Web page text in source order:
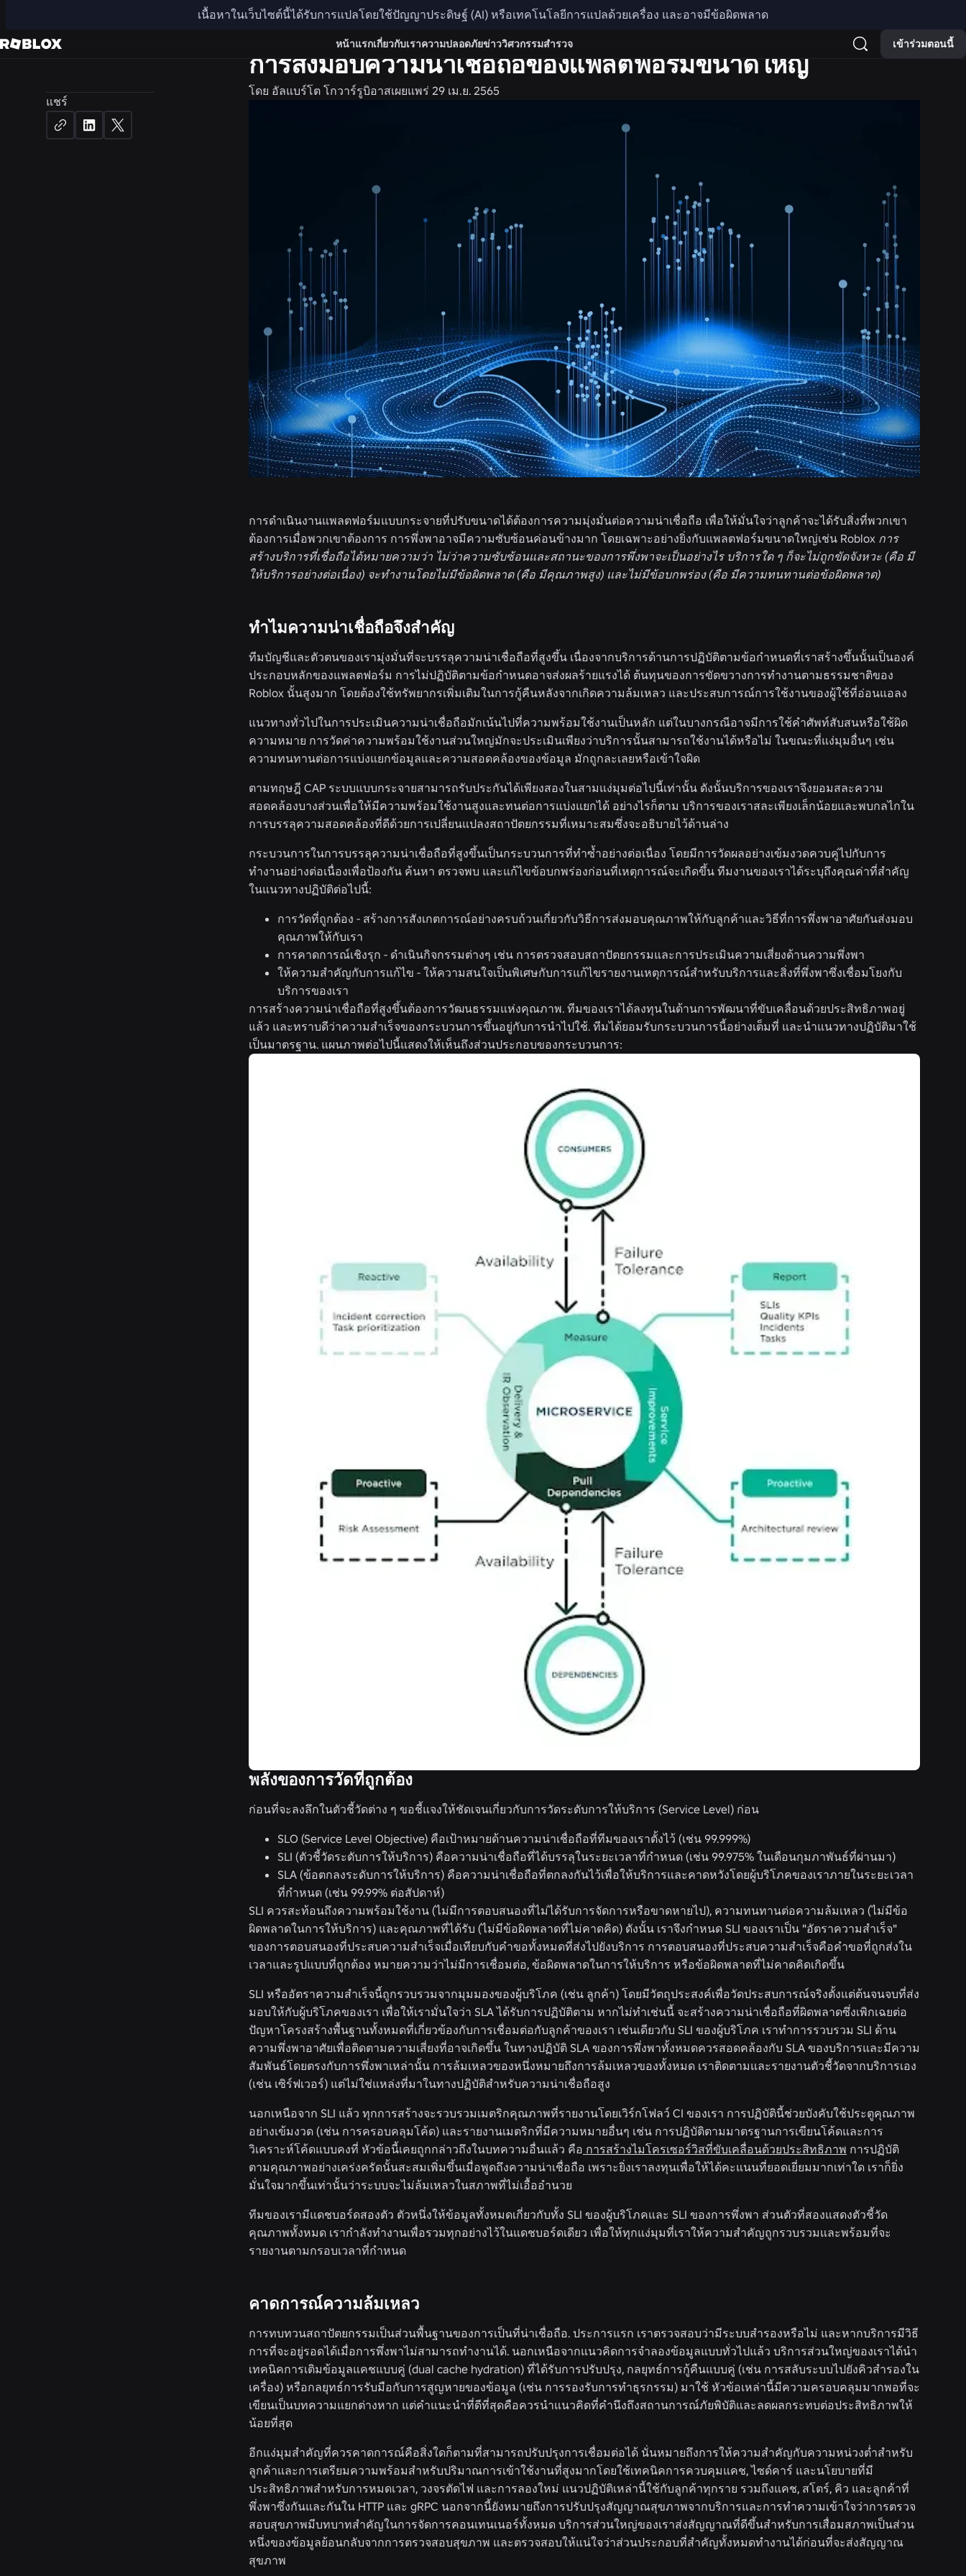
เนื้อหาในเว็บไซต์นี้ได้รับการแปลโดยใช้ปัญญาประดิษฐ์ (AI) หรือเทคโนโลยีการแปลด้วยเครื่อง และอาจมีข้อผิดพลาด
หน้าแรกเกี่ยวกับเราความปลอดภัยข่าววิศวกรรมสำรวจ เข้าร่วมตอนนี้
แชร์
วิศวกรรม อาชีพ
การส่งมอบความน่าเชื่อถือของแพลตฟอร์มขนาดใหญ่
โดย อัลแบร์โต โกวาร์รูบิอาสเผยแพร่ 29 เม.ย. 2565
การดำเนินงานแพลตฟอร์มแบบกระจายที่ปรับขนาดได้ต้องการความมุ่งมั่นต่อความน่าเชื่อถือ เพื่อให้มั่นใจว่าลูกค้าจะได้รับสิ่งที่พวกเขา
ต้องการเมื่อพวกเขาต้องการ การพึ่งพาอาจมีความซับซ้อนค่อนข้างมาก โดยเฉพาะอย่างยิ่งกับแพลตฟอร์มขนาดใหญ่เช่น Roblox การ
สร้างบริการที่เชื่อถือได้หมายความว่า ไม่ว่าความซับซ้อนและสถานะของการพึ่งพาจะเป็นอย่างไร บริการใด ๆ ก็จะไม่ถูกขัดจังหวะ (คือ มี
ให้บริการอย่างต่อเนื่อง) จะทำงานโดยไม่มีข้อผิดพลาด (คือ มีคุณภาพสูง) และไม่มีข้อบกพร่อง (คือ มีความทนทานต่อข้อผิดพลาด)
ทำไมความน่าเชื่อถือจึงสำคัญ
ทีมบัญชีและตัวตนของเรามุ่งมั่นที่จะบรรลุความน่าเชื่อถือที่สูงขึ้น เนื่องจากบริการด้านการปฏิบัติตามข้อกำหนดที่เราสร้างขึ้นนั้นเป็นองค์
ประกอบหลักของแพลตฟอร์ม การไม่ปฏิบัติตามข้อกำหนดอาจส่งผลร้ายแรงได้ ต้นทุนของการขัดขวางการทำงานตามธรรมชาติของ
Roblox นั้นสูงมาก โดยต้องใช้ทรัพยากรเพิ่มเติมในการกู้คืนหลังจากเกิดความล้มเหลว และประสบการณ์การใช้งานของผู้ใช้ที่อ่อนแอลง
แนวทางทั่วไปในการประเมินความน่าเชื่อถือมักเน้นไปที่ความพร้อมใช้งานเป็นหลัก แต่ในบางกรณีอาจมีการใช้คำศัพท์สับสนหรือใช้ผิด
ความหมาย การวัดค่าความพร้อมใช้งานส่วนใหญ่มักจะประเมินเพียงว่าบริการนั้นสามารถใช้งานได้หรือไม่ ในขณะที่แง่มุมอื่นๆ เช่น
ความทนทานต่อการแบ่งแยกข้อมูลและความสอดคล้องของข้อมูล มักถูกละเลยหรือเข้าใจผิด
ตามทฤษฎี CAP ระบบแบบกระจายสามารถรับประกันได้เพียงสองในสามแง่มุมต่อไปนี้เท่านั้น ดังนั้นบริการของเราจึงยอมสละความ
สอดคล้องบางส่วนเพื่อให้มีความพร้อมใช้งานสูงและทนต่อการแบ่งแยกได้ อย่างไรก็ตาม บริการของเราสละเพียงเล็กน้อยและพบกลไกใน
การบรรลุความสอดคล้องที่ดีด้วยการเปลี่ยนแปลงสถาปัตยกรรมที่เหมาะสมซึ่งจะอธิบายไว้ด้านล่าง
กระบวนการในการบรรลุความน่าเชื่อถือที่สูงขึ้นเป็นกระบวนการที่ทำซ้ำอย่างต่อเนื่อง โดยมีการวัดผลอย่างเข้มงวดควบคู่ไปกับการ
ทำงานอย่างต่อเนื่องเพื่อป้องกัน ค้นหา ตรวจพบ และแก้ไขข้อบกพร่องก่อนที่เหตุการณ์จะเกิดขึ้น ทีมงานของเราได้ระบุถึงคุณค่าที่สำคัญ
ในแนวทางปฏิบัติต่อไปนี้:
การวัดที่ถูกต้อง - สร้างการสังเกตการณ์อย่างครบถ้วนเกี่ยวกับวิธีการส่งมอบคุณภาพให้กับลูกค้าและวิธีที่การพึ่งพาอาศัยกันส่งมอบ
คุณภาพให้กับเรา
การคาดการณ์เชิงรุก - ดำเนินกิจกรรมต่างๆ เช่น การตรวจสอบสถาปัตยกรรมและการประเมินความเสี่ยงด้านความพึ่งพา
ให้ความสำคัญกับการแก้ไข - ให้ความสนใจเป็นพิเศษกับการแก้ไขรายงานเหตุการณ์สำหรับบริการและสิ่งที่พึ่งพาซึ่งเชื่อมโยงกับ
บริการของเรา
การสร้างความน่าเชื่อถือที่สูงขึ้นต้องการวัฒนธรรมแห่งคุณภาพ. ทีมของเราได้ลงทุนในด้านการพัฒนาที่ขับเคลื่อนด้วยประสิทธิภาพอยู่
แล้ว และทราบดีว่าความสำเร็จของกระบวนการขึ้นอยู่กับการนำไปใช้. ทีมได้ยอมรับกระบวนการนี้อย่างเต็มที่ และนำแนวทางปฏิบัติมาใช้
เป็นมาตรฐาน. แผนภาพต่อไปนี้แสดงให้เห็นถึงส่วนประกอบของกระบวนการ:
พลังของการวัดที่ถูกต้อง
ก่อนที่จะลงลึกในตัวชี้วัดต่าง ๆ ขอชี้แจงให้ชัดเจนเกี่ยวกับการวัดระดับการให้บริการ (Service Level) ก่อน
SLO (Service Level Objective) คือเป้าหมายด้านความน่าเชื่อถือที่ทีมของเราตั้งไว้ (เช่น 99.999%)
SLI (ตัวชี้วัดระดับการให้บริการ) คือความน่าเชื่อถือที่ได้บรรลุในระยะเวลาที่กำหนด (เช่น 99.975% ในเดือนกุมภาพันธ์ที่ผ่านมา)
SLA (ข้อตกลงระดับการให้บริการ) คือความน่าเชื่อถือที่ตกลงกันไว้เพื่อให้บริการและคาดหวังโดยผู้บริโภคของเราภายในระยะเวลา
ที่กำหนด (เช่น 99.99% ต่อสัปดาห์)
SLI ควรสะท้อนถึงความพร้อมใช้งาน (ไม่มีการตอบสนองที่ไม่ได้รับการจัดการหรือขาดหายไป), ความทนทานต่อความล้มเหลว (ไม่มีข้อ
ผิดพลาดในการให้บริการ) และคุณภาพที่ได้รับ (ไม่มีข้อผิดพลาดที่ไม่คาดคิด) ดังนั้น เราจึงกำหนด SLI ของเราเป็น "อัตราความสำเร็จ"
ของการตอบสนองที่ประสบความสำเร็จเมื่อเทียบกับคำขอทั้งหมดที่ส่งไปยังบริการ การตอบสนองที่ประสบความสำเร็จคือคำขอที่ถูกส่งใน
เวลาและรูปแบบที่ถูกต้อง หมายความว่าไม่มีการเชื่อมต่อ, ข้อผิดพลาดในการให้บริการ หรือข้อผิดพลาดที่ไม่คาดคิดเกิดขึ้น
SLI หรืออัตราความสำเร็จนี้ถูกรวบรวมจากมุมมองของผู้บริโภค (เช่น ลูกค้า) โดยมีวัตถุประสงค์เพื่อวัดประสบการณ์จริงตั้งแต่ต้นจนจบที่ส่ง
มอบให้กับผู้บริโภคของเรา เพื่อให้เรามั่นใจว่า SLA ได้รับการปฏิบัติตาม หากไม่ทำเช่นนี้ จะสร้างความน่าเชื่อถือที่ผิดพลาดซึ่งเพิกเฉยต่อ
ปัญหาโครงสร้างพื้นฐานทั้งหมดที่เกี่ยวข้องกับการเชื่อมต่อกับลูกค้าของเรา เช่นเดียวกับ SLI ของผู้บริโภค เราทำการรวบรวม SLI ด้าน
ความพึ่งพาอาศัยเพื่อติดตามความเสี่ยงที่อาจเกิดขึ้น ในทางปฏิบัติ SLA ของการพึ่งพาทั้งหมดควรสอดคล้องกับ SLA ของบริการและมีความ
สัมพันธ์โดยตรงกับการพึ่งพาเหล่านั้น การล้มเหลวของหนึ่งหมายถึงการล้มเหลวของทั้งหมด เราติดตามและรายงานตัวชี้วัดจากบริการเอง
(เช่น เซิร์ฟเวอร์) แต่ไม่ใช่แหล่งที่มาในทางปฏิบัติสำหรับความน่าเชื่อถือสูง
นอกเหนือจาก SLI แล้ว ทุกการสร้างจะรวบรวมเมตริกคุณภาพที่รายงานโดยเวิร์กโฟลว์ CI ของเรา การปฏิบัตินี้ช่วยบังคับใช้ประตูคุณภาพ
อย่างเข้มงวด (เช่น การครอบคลุมโค้ด) และรายงานเมตริกที่มีความหมายอื่นๆ เช่น การปฏิบัติตามมาตรฐานการเขียนโค้ดและการ
วิเคราะห์โค้ดแบบคงที่ หัวข้อนี้เคยถูกกล่าวถึงในบทความอื่นแล้ว คือ การสร้างไมโครเซอร์วิสที่ขับเคลื่อนด้วยประสิทธิภาพ การปฏิบัติ
ตามคุณภาพอย่างเคร่งครัดนั้นสะสมเพิ่มขึ้นเมื่อพูดถึงความน่าเชื่อถือ เพราะยิ่งเราลงทุนเพื่อให้ได้คะแนนที่ยอดเยี่ยมมากเท่าใด เราก็ยิ่ง
มั่นใจมากขึ้นเท่านั้นว่าระบบจะไม่ล้มเหลวในสภาพที่ไม่เอื้ออำนวย
ทีมของเรามีแดชบอร์ดสองตัว ตัวหนึ่งให้ข้อมูลทั้งหมดเกี่ยวกับทั้ง SLI ของผู้บริโภคและ SLI ของการพึ่งพา ส่วนตัวที่สองแสดงตัวชี้วัด
คุณภาพทั้งหมด เรากำลังทำงานเพื่อรวมทุกอย่างไว้ในแดชบอร์ดเดียว เพื่อให้ทุกแง่มุมที่เราให้ความสำคัญถูกรวบรวมและพร้อมที่จะ
รายงานตามกรอบเวลาที่กำหนด
คาดการณ์ความล้มเหลว
การทบทวนสถาปัตยกรรมเป็นส่วนพื้นฐานของการเป็นที่น่าเชื่อถือ. ประการแรก เราตรวจสอบว่ามีระบบสำรองหรือไม่ และหากบริการมีวิธี
การที่จะอยู่รอดได้เมื่อการพึ่งพาไม่สามารถทำงานได้. นอกเหนือจากแนวคิดการจำลองข้อมูลแบบทั่วไปแล้ว บริการส่วนใหญ่ของเราได้นำ
เทคนิคการเติมข้อมูลแคชแบบคู่ (dual cache hydration) ที่ได้รับการปรับปรุง, กลยุทธ์การกู้คืนแบบคู่ (เช่น การสลับระบบไปยังคิวสำรองใน
เครื่อง) หรือกลยุทธ์การรับมือกับการสูญหายของข้อมูล (เช่น การรองรับการทำธุรกรรม) มาใช้ หัวข้อเหล่านี้มีความครอบคลุมมากพอที่จะ
เขียนเป็นบทความแยกต่างหาก แต่คำแนะนำที่ดีที่สุดคือควรนำแนวคิดที่คำนึงถึงสถานการณ์ภัยพิบัติและลดผลกระทบต่อประสิทธิภาพให้
น้อยที่สุด
อีกแง่มุมสำคัญที่ควรคาดการณ์คือสิ่งใดก็ตามที่สามารถปรับปรุงการเชื่อมต่อได้ นั่นหมายถึงการให้ความสำคัญกับความหน่วงต่ำสำหรับ
ลูกค้าและการเตรียมความพร้อมสำหรับปริมาณการเข้าใช้งานที่สูงมากโดยใช้เทคนิคการควบคุมแคช, ไซด์คาร์ และนโยบายที่มี
ประสิทธิภาพสำหรับการหมดเวลา, วงจรตัดไฟ และการลองใหม่ แนวปฏิบัติเหล่านี้ใช้กับลูกค้าทุกราย รวมถึงแคช, สโตร์, คิว และลูกค้าที่
พึ่งพาซึ่งกันและกันใน HTTP และ gRPC นอกจากนี้ยังหมายถึงการปรับปรุงสัญญาณสุขภาพจากบริการและการทำความเข้าใจว่าการตรวจ
สอบสุขภาพมีบทบาทสำคัญในการจัดการคอนเทนเนอร์ทั้งหมด บริการส่วนใหญ่ของเราส่งสัญญาณที่ดีขึ้นสำหรับการเสื่อมสภาพเป็นส่วน
หนึ่งของข้อมูลย้อนกลับจากการตรวจสอบสุขภาพ และตรวจสอบให้แน่ใจว่าส่วนประกอบที่สำคัญทั้งหมดทำงานได้ก่อนที่จะส่งสัญญาณ
สุขภาพ